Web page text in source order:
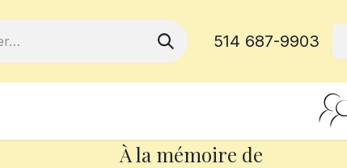
514 687-9903
À la mémoire de